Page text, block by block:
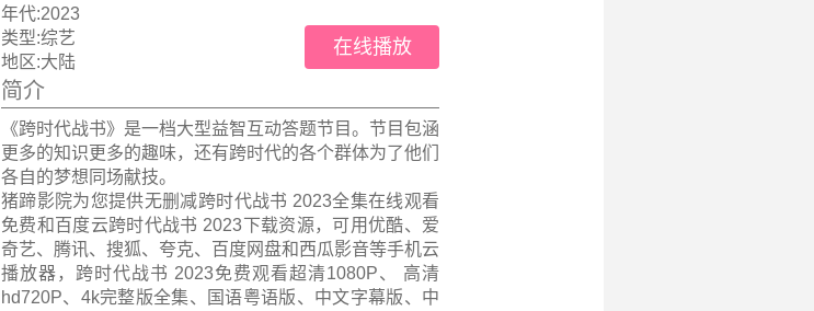
年代:2023
类型:综艺
地区:大陆
在线播放
简介
《跨时代战书》是一档大型益智互动答题节目。节目包涵
更多的知识更多的趣味，还有跨时代的各个群体为了他们
各自的梦想同场献技。
猪蹄影院为您提供无删减跨时代战书 2023全集在线观看
免费和百度云跨时代战书 2023下载资源，可用优酷、爱
奇艺、腾讯、搜狐、夸克、百度网盘和西瓜影音等手机云
播放器，跨时代战书 2023免费观看超清1080P、 高清
hd720P、4k完整版全集、国语粤语版、中文字幕版、中